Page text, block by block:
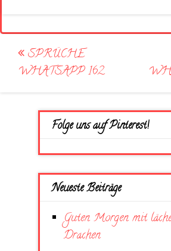
Post
navigation
SPRÜCHE
WHATSAPP 162
Folge uns auf Pinterest!
Neueste Beiträge
Guten Morgen mit
Drachen